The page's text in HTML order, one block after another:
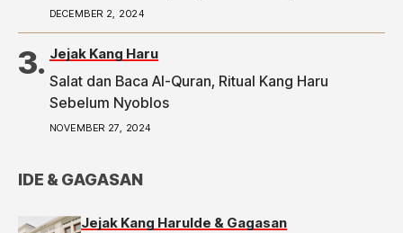
telah tayang di Tribunpriangan.com dengan judul
2 Ketua RW di Bandung Laporkan Dugaan Money
Politic ke Bawaslu, Segini Nominalnya,
https://priangan.tribunnews.com/2024/11/30/2-
ketua-rw-di-bandung-laporkan-dugaan-money-
DECEMBER 2, 2024
Jejak Kang Haru
Salat dan Baca Al-Quran, Ritual Kang Haru
Sebelum Nyoblos
NOVEMBER 27, 2024
IDE & GAGASAN
Jejak Kang HaruIde & Gagasan